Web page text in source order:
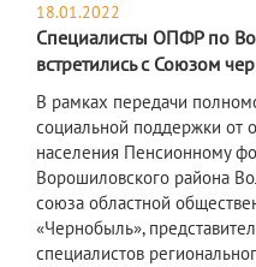
18.01.2022
Специалисты ОПФР по
встретились с Союзом
В рамках передачи
социальной поддержки от
населения Пенсионному
Ворошиловского района
союза областной
«Чернобыль»,
специалистов